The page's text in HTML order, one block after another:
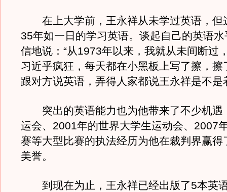
在上大学前，王永祥从未学过英语，但
35年如一日的学习英语。谈起自己的英语
信地说：“从1973年以来，我就从未间断过
习近乎疯狂，每天都在小黑板上写了擦，擦
跟对方说英语，弄得人家都说王永祥是不是
突出的英语能力也为他带来了不少机遇
运会、2001年的世界大学生运动会、2007
赛等大型比赛的执法经历为他在裁判界赢得
美誉。
到现在为止，王永祥已经出版了5本英